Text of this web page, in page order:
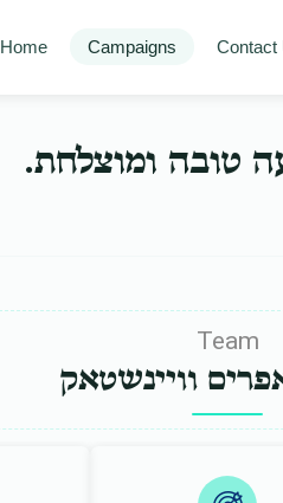
Home Campaigns Contact
טובה ומוצלחת.
Team
וויינשטאק